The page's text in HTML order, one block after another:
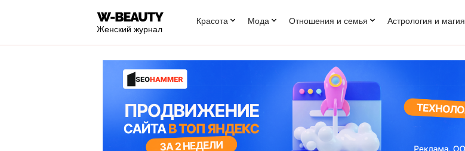
Женский журнал
Красота Мода Отношения и семья Астрология и магия